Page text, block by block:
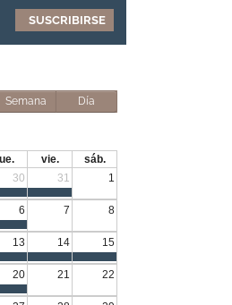
Semana Día
vie.
sáb.
30 31 1
6 7 8
13 14 15
20 21 22